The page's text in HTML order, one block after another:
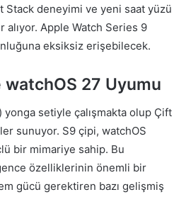
Stack deneyimi ve yeni saat yüzü
Apple Watch Series 9
eksiksiz erişebilecek.
27 Uyumu
yonga setiyle çalışmakta olup Çift
sunuyor. S9 çipi, watchOS
bir mimariye sahip. Bu
özelliklerinin önemli bir
gücü gerektiren bazı gelişmiş